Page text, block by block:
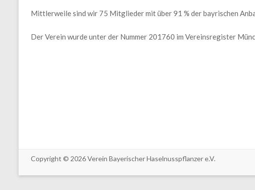
Mittlerweile sind wir 75 Mitglieder mit über 91 % der bayrischen
Der Verein wurde unter der Nummer 201760 im Vereinsregister
Copyright © 2026Verein Bayerischer Haselnusspflanzer e.V.